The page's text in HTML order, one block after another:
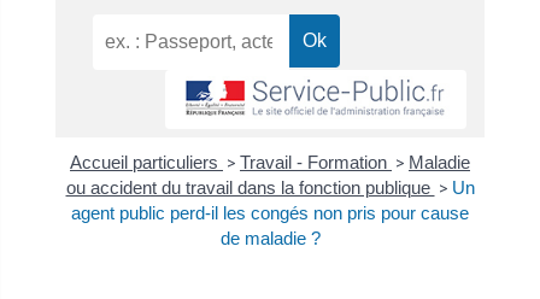
Accueil particuliers > Travail - Formation > Maladie
ou accident du travail dans la fonction publique > Un
agent public perd-il les congés non pris pour cause
de maladie ?